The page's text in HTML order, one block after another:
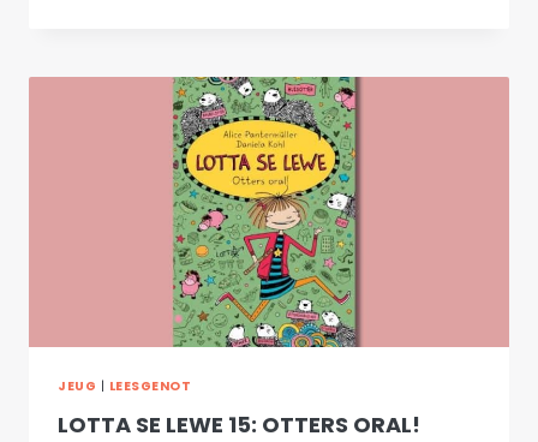
JEUG | LEESGENOT
LOTTA SE LEWE 15: OTTERS ORAL!